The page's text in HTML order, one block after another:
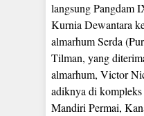
langsung Pangdam
Kurnia Dewantara
almarhum Serda
Tilman, yang
almarhum, Victor
adiknya di
Mandiri Permai,